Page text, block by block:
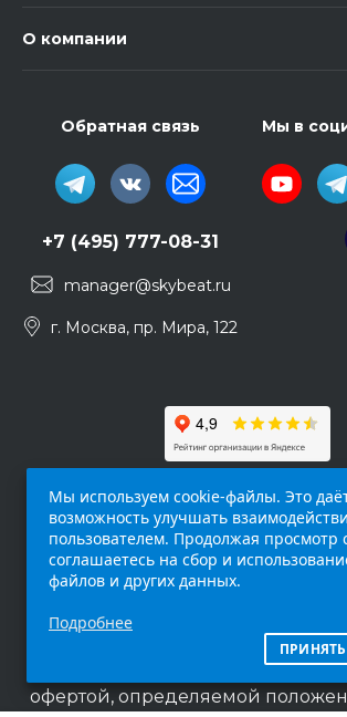
О компании
Обратная связь
+7 (495) 777-08-31
manager@skybeat.ru
г. Москва, пр. Мира, 122
Мы в
интернет-сайт (
исключительно
ни при каких условиях не
офертой, определяемой
Мы используем cookie-файлы. Это
возможность улучшать
пользователем. Продолжая просмотр
соглашаетесь на сбор и
файлов и других данных.
Подробнее